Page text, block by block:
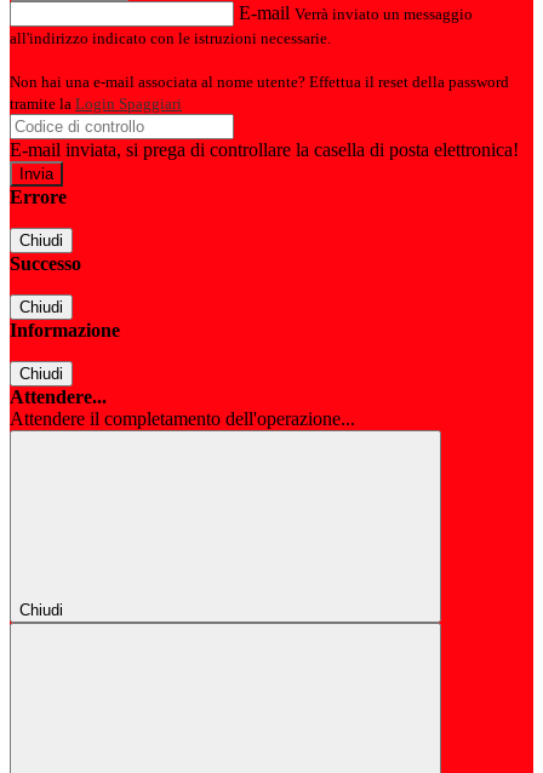
E-mail Verrà inviato un messaggio
all'indirizzo indicato con le istruzioni necessarie.
Non hai una e-mail associata al nome utente? Effettua il reset della password
tramite la Login Spaggiari
E-mail inviata, si prega di controllare la casella di posta elettronica!
Errore
Chiudi
Successo
Chiudi
Informazione
Chiudi
Attendere...
Attendere il completamento dell'operazione...
Chiudi